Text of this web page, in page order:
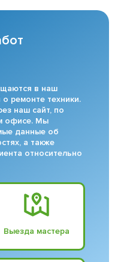
в наш
ремонте техники.
наш сайт, по
офисе. Мы
данные об
а также
относительно
Выезда мастера